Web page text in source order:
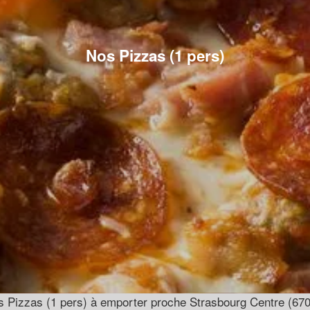
Nos Pizzas (1 pers)
Pizzas (1 pers) à emporter proche Strasbourg Centre